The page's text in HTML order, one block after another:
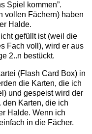
Spiel kommen”.
vollen Fächern) haben
Halde.
gefüllt ist (weil die
Fach voll), wird er aus
2..n bestückt.
(Flash Card Box) in
die Karten, die ich
und gespeist wird der
den Karten, die ich
Halde. Wenn ich
in die Fächer.